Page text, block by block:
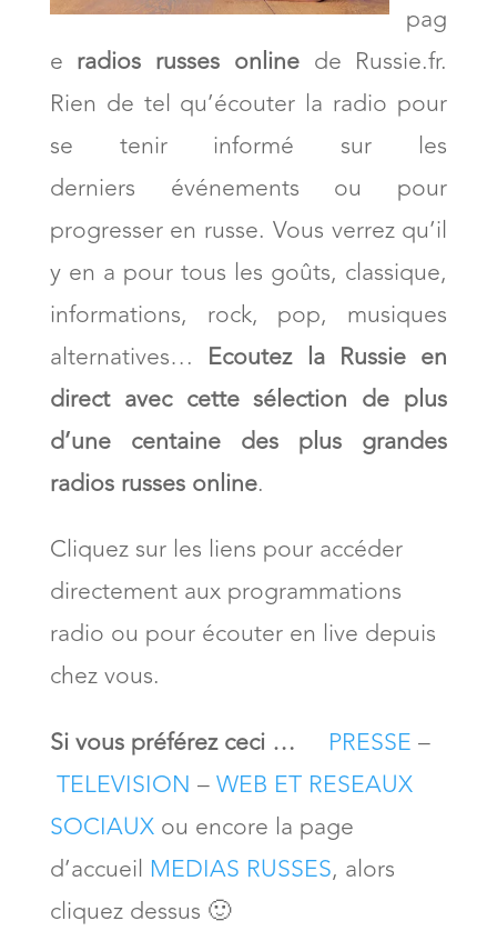
pag
e radios russes onlinede Russie.fr.
Rien de tel qu’écouter la radio pour
se tenir informé sur les
derniers événements ou pour
progresser en russe. Vous verrez qu’il
y en a pour tous les goûts, classique,
informations, rock, pop, musiques
alternatives… Ecoutez la Russie en
directavec cette sélection de plus
d’une centaine des plus grandes
radios russes online.
Cliquez sur les liens pour accéder
directement aux programmations
radio ou pour écouter en live depuis
chez vous.
Si vous préférez ceci …
PRESSE –
TELEVISION –WEB ET RESEAUX
SOCIAUXou encore la page
d’accueil MEDIAS RUSSES, alors
cliquez dessus 🙂